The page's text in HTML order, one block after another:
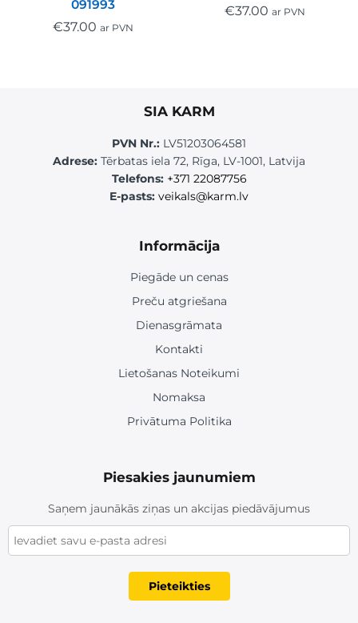
091993
€37.00 ar PVN
€37.00 ar PVN
SIA KARM
PVN Nr.: LV51203064581
Adrese: Tērbatas iela 72, Rīga, LV-1001, Latvija
Telefons: +371 22087756
E-pasts: veikals@karm.lv
Informācija
Piegāde un cenas
Preču atgriešana
Dienasgrāmata
Kontakti
Lietošanas Noteikumi
Nomaksa
Privātuma Politika
Piesakies jaunumiem
Saņem jaunākās ziņas un akcijas piedāvājumus
Pieteikties